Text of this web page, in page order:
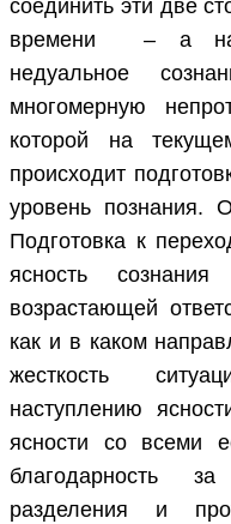
соединить эти две
времени – а на
недуальное
многомерную
которой на
происходит
уровень познания.
Подготовка к
ясность
возрастающей
как и в каком
жесткость
наступлению
ясности со всеми
благодарность
разделения и